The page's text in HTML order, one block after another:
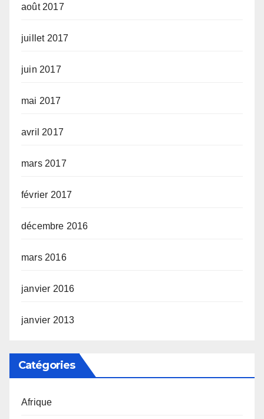
août 2017
juillet 2017
juin 2017
mai 2017
avril 2017
mars 2017
février 2017
décembre 2016
mars 2016
janvier 2016
janvier 2013
Catégories
Afrique